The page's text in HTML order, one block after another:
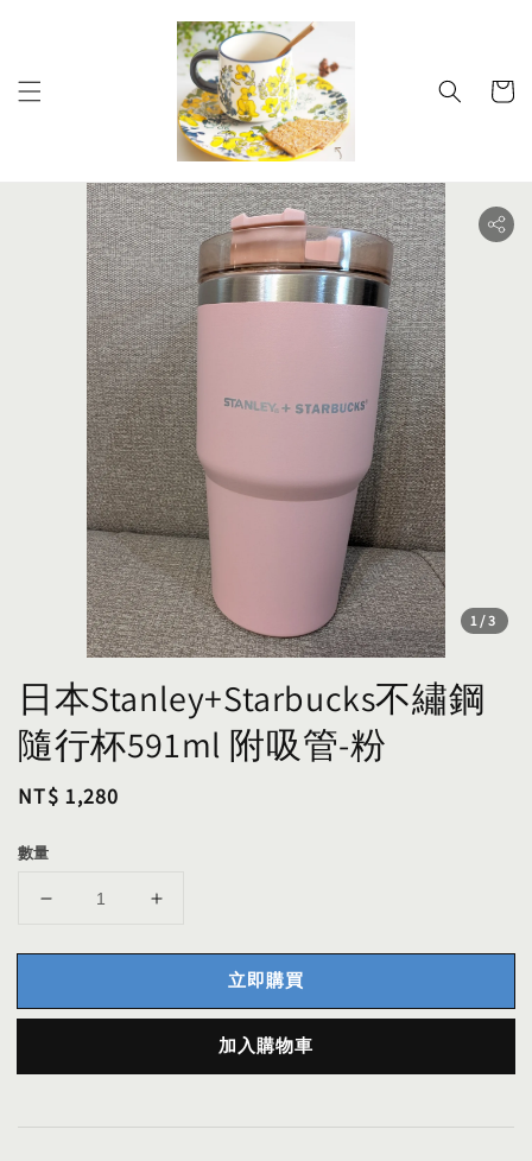
1/3
日本Stanley+Starbucks不繡鋼
隨行杯591ml 附吸管-粉
Regular
NT$ 1,280
數量
立即購買
加入購物車